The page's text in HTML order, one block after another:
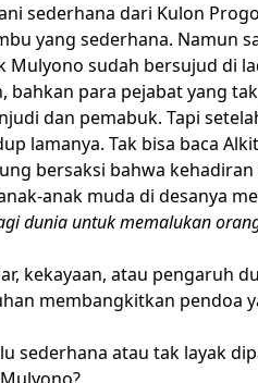
sederhana dari Kulon
yang sederhana. Namun
Mulyono sudah bersujud di
bahkan para pejabat yang
dan pemabuk. Tapi
lamanya. Tak bisa baca
bersaksi bahwa
anak muda di desanya
dunia untuk memalukan
kekayaan, atau pengaruh
membangkitkan pendoa
sederhana atau tak layak